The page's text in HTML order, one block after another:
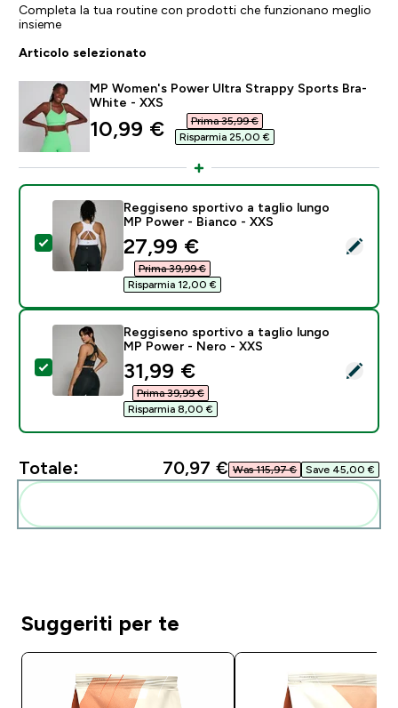
Completa la tua routine con prodotti che funzionano meglio
insieme
Articolo selezionato
MP Women's Power Ultra Strappy Sports Bra-
White - XXS
discounted price
10,99 €‎
Prima 35,99 €‎
Risparmia 25,00 €‎
Seleziona questo prodotto - Reggiseno sportivo a
Reggiseno sportivo a taglio lungo
MP Power - Bianco - XXS
discounted price
27,99 €‎
Prima 39,99 €‎
Risparmia 12,00 €‎
Seleziona questo prodotto - Reggiseno sportivo a
Reggiseno sportivo a taglio lungo
MP Power - Nero - XXS
discounted price
31,99 €‎
Prima 39,99 €‎
Risparmia 8,00 €‎
Totale: 70,97 €‎ Was 115,97 €‎ Save 45,00 €‎
Suggeriti per te